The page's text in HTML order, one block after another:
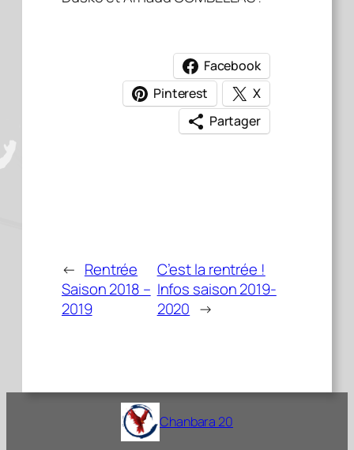
Facebook
Pinterest
X
Partager
← Rentrée
Saison 2018 –
2019
C’est la rentrée !
Infos saison 2019-
2020 →
Chanbara 20